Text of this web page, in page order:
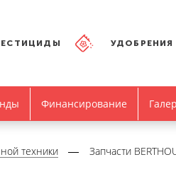
УДОБРЕНИЯ
Финансирование
техники Запчасти